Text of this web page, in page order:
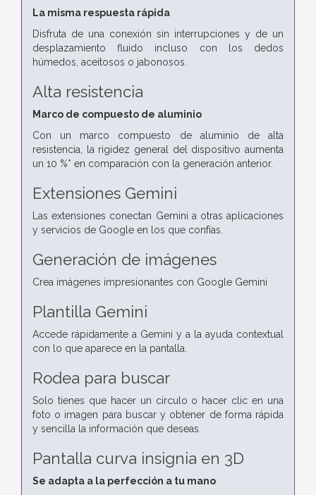
La misma respuesta rápida
Disfruta de una conexión sin interrupciones y de un
desplazamiento fluido incluso con los dedos
húmedos, aceitosos o jabonosos.
Alta resistencia
Marco de compuesto de aluminio
Con un marco compuesto de aluminio de alta
resistencia, la rigidez general del dispositivo aumenta
un 10 %* en comparación con la generación anterior.
Extensiones Gemini
Las extensiones conectan Gemini a otras aplicaciones
y servicios de Google en los que confías.
Generación de imágenes
Crea imágenes impresionantes con Google Gemini
Plantilla Gemini
Accede rápidamente a Gemini y a la ayuda contextual
con lo que aparece en la pantalla.
Rodea para buscar
Solo tienes que hacer un círculo o hacer clic en una
foto o imagen para buscar y obtener de forma rápida
y sencilla la información que deseas.
Pantalla curva insignia en 3D
Se adapta a la perfección a tu mano